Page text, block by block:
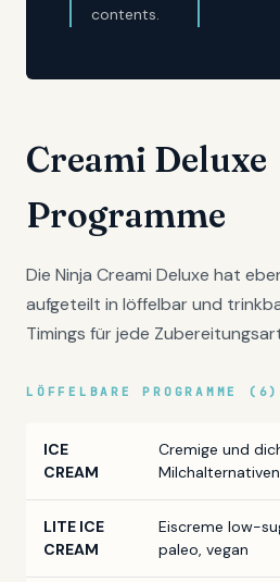
contents.
Creami Deluxe
Programme
Die Ninja Creami Deluxe hat
aufgeteilt in löffelbar und
Timings für jede
LÖFFELBARE PROGRAMME (6)
ICE
CREAM
Cremige und
Milchalternativen
LITE ICE
CREAM
Eiscreme low-
paleo, vegan